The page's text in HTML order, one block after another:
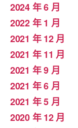
2024 年 6 月
2022 年 1 月
2021 年 12 月
2021 年 11 月
2021 年 9 月
2021 年 6 月
2021 年 5 月
2020 年 12 月